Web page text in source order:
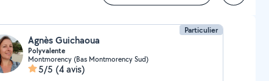
Particulier
Agnès Guichaoua
Polyvalente
Montmorency (Bas Montmorency Sud)
5/5 (4 avis)